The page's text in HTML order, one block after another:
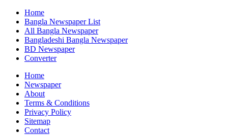
Skip
content
Home
Bangla Newspaper List
All Bangla Newspaper
Bangladeshi Bangla Newspaper
BD Newspaper
Converter
Home
Newspaper
About
Terms & Conditions
Privacy Policy
Sitemap
Contact